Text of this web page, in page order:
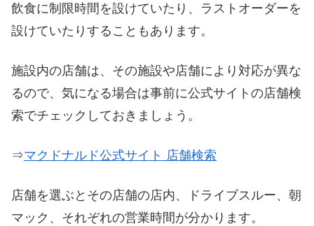
飲食に制限時間を設けていたり、ラストオーダーを
設けていたりすることもあります。
施設内の店舗は、その施設や店舗により対応が異な
るので、気になる場合は事前に公式サイトの店舗検
索でチェックしておきましょう。
⇒マクドナルド公式サイト 店舗検索
店舗を選ぶとその店舗の店内、ドライブスルー、朝
マック、それぞれの営業時間が分かります。